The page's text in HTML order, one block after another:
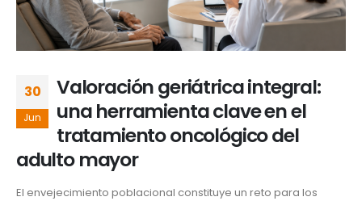
30
Jun
Valoración geriátrica integral:
una herramienta clave en el
tratamiento oncológico del
adulto mayor
El envejecimiento poblacional constituye un reto para los